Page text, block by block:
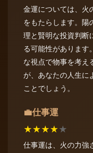
金運については、火
をもたらします。陽
理と賢明な投資判断
る可能性があります
な視点で物事を考え
が、あなたの人生に
ことでしょう。
💼仕事運
★★★★★
仕事運は、火の力強